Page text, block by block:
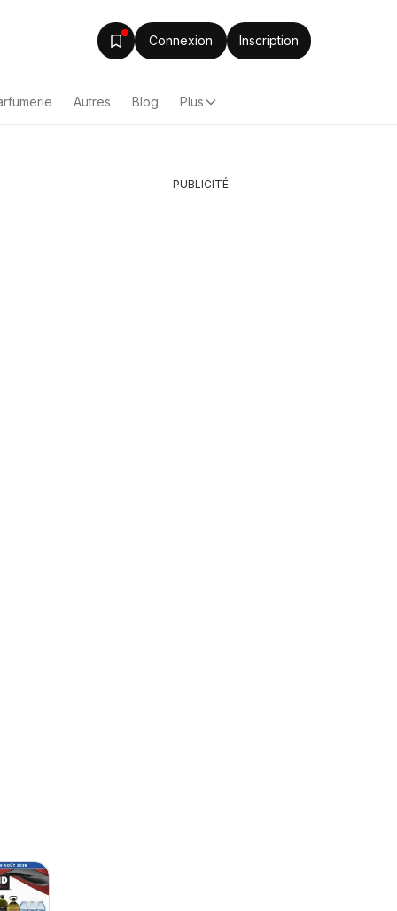
Connexion Inscription
Autres Blog Plus
PUBLICITÉ